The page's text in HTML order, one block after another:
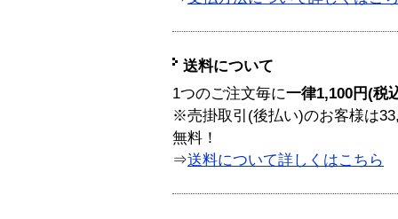
送料について
1つのご注文毎に一律1,100円(税
※売掛取引(後払い)のお客様は
無料！
⇒送料について詳しくはこちら